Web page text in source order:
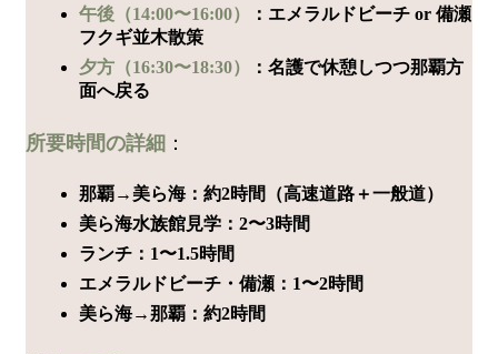
午後（14:00〜16:00）
：エメラルドビーチ or 備瀬
フクギ並木散策
夕方（16:30〜18:30）
：名護で休憩しつつ那覇方
面へ戻る
所要時間の詳細 ：
那覇→美ら海：約2時間（高速道路＋一般道）
美ら海水族館見学：2〜3時間
ランチ：1〜1.5時間
エメラルドビーチ・備瀬：1〜2時間
美ら海→那覇：約2時間